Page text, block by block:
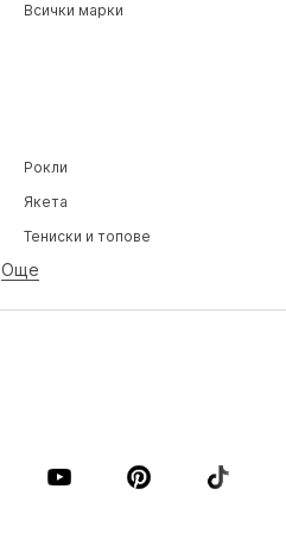
Всички марки
Рокли
Якета
Тениски и топове
Бельо
Блузи и туники
Premium
Още